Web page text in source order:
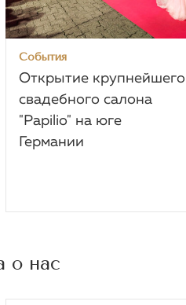
События
Открытие крупнейшего
свадебного салона
"Papilio" на юге
Германии
о нас